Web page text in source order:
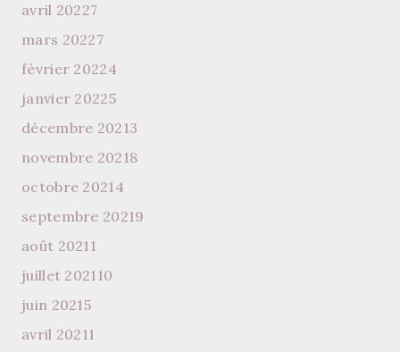
avril 20227
mars 20227
février 20224
janvier 20225
décembre 20213
novembre 20218
octobre 20214
septembre 20219
août 20211
juillet 202110
juin 20215
avril 20211